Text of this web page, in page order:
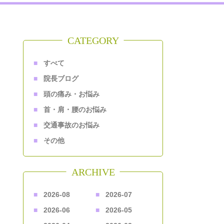
CATEGORY
すべて
院長ブログ
頭の痛み・お悩み
首・肩・腰のお悩み
交通事故のお悩み
その他
ARCHIVE
2026-08
2026-07
2026-06
2026-05